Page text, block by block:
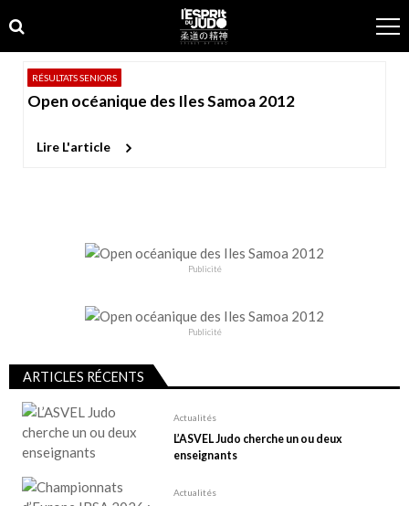
to
navigation
to
content
RÉSULTATS SENIORS
Open océanique des Iles Samoa 2012
Lire L'article
Publicité
Publicité
ARTICLES RÉCENTS
Actualités
L’ASVEL Judo cherche un ou deux
enseignants
Actualités